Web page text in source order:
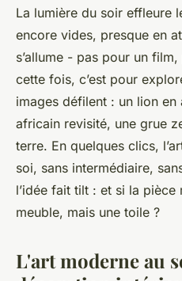
Plongée dans
fascinant de la
Cacciatore
Camil•17/06/2026 08:08•10
La lumière du soir effleure
encore vides, presque en
s’allume - pas pour un
cette fois, c’est pour
images défilent : un lion en
africain revisité, une grue
terre. En quelques clics,
soi, sans intermédiaire,
l’idée fait tilt : et si la pièce
meuble, mais une toile ?
L'art moderne au